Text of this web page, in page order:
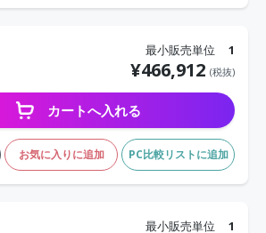
最小販売単位 1
¥466,912 (税抜)
カートへ入れる
お気に入りに追加 PC比較リストに追加
最小販売単位 1